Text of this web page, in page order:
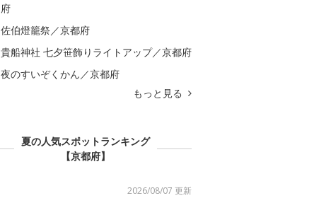
府
佐伯燈籠祭／京都府
貴船神社 七夕笹飾りライトアップ／京都府
夜のすいぞくかん／京都府
もっと見る
夏の人気スポットランキング
【京都府】
2026/08/07 更新